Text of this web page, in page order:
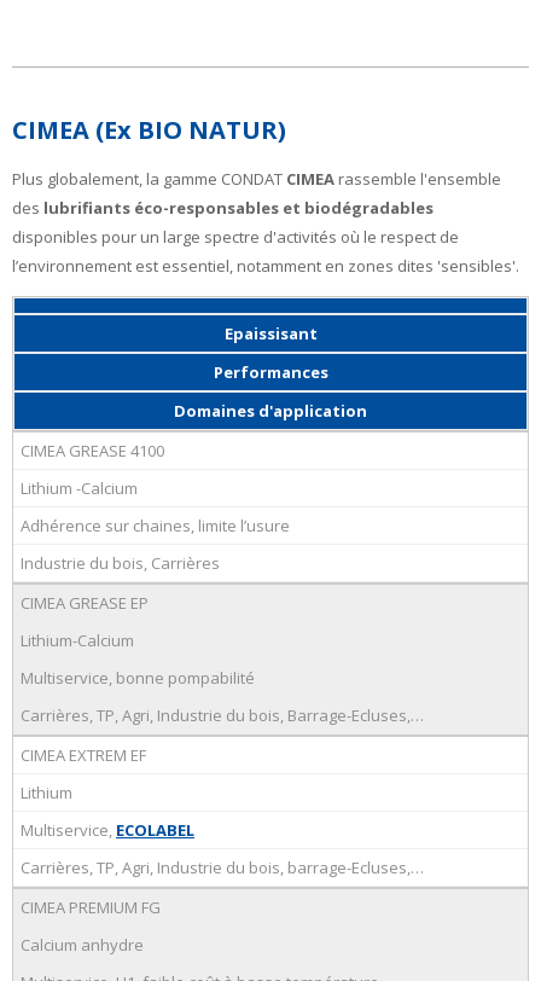
CIMEA (Ex BIO NATUR)
Plus globalement, la gamme CONDAT CIMEA rassemble l'ensemble
des lubrifiants éco-responsables et biodégradables
disponibles pour un large spectre d'activités où le respect de
l’environnement est essentiel, notamment en zones dites 'sensibles'.
Epaissisant
Performances
Domaines d'application
CIMEA GREASE 4100
Lithium -Calcium
Adhérence sur chaines, limite l’usure
Industrie du bois, Carrières
CIMEA GREASE EP
Lithium-Calcium
Multiservice, bonne pompabilité
Carrières, TP, Agri, Industrie du bois, Barrage-Ecluses,…
CIMEA EXTREM EF
Lithium
Multiservice, ECOLABEL
Carrières, TP, Agri, Industrie du bois, barrage-Ecluses,…
CIMEA PREMIUM FG
Calcium anhydre